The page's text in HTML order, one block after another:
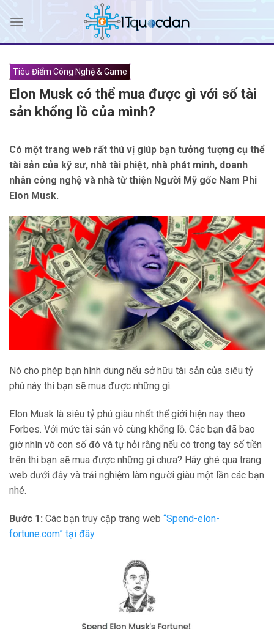
Tiêu Điểm Công Nghệ & Game
Elon Musk có thể mua được gì với số tài
sản khổng lồ của mình?
Có một trang web rất thú vị giúp bạn tưởng tượng cụ thể
tài sản của kỹ sư, nhà tài phiệt, nhà phát minh, doanh
nhân công nghệ và nhà từ thiện Người Mỹ gốc Nam Phi
Elon Musk.
Nó cho phép bạn hình dung nếu sở hữu tài sản của siêu tỷ
phú này thì bạn sẽ mua được những gì.
Elon Musk là siêu tỷ phú giàu nhất thế giới hiện nay theo
Forbes. Với mức tài sản vô cùng khổng lồ. Các bạn đã bao
giờ nhìn vô con số đó và tự hỏi rằng nếu có trong tay số tiền
trên thì bạn sẽ mua được những gì chưa? Hãy ghé qua trang
web dưới đây và trải nghiệm làm người giàu một lần các bạn
nhé.
Bước 1: Các bạn truy cập trang web “Spend-elon-
fortune.com” tại đây.